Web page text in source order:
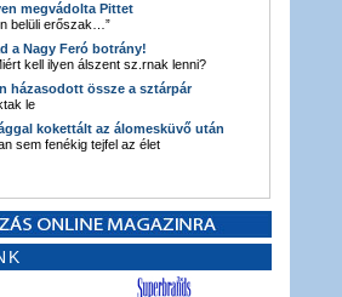
megvádolta Pittet
belüli erőszak…”
a Nagy Feró botrány!
kell ilyen álszent sz.rnak lenni?
házasodott össze a sztárpár
le
kokettált az álomesküvő után
sem fenékig tejfel az élet